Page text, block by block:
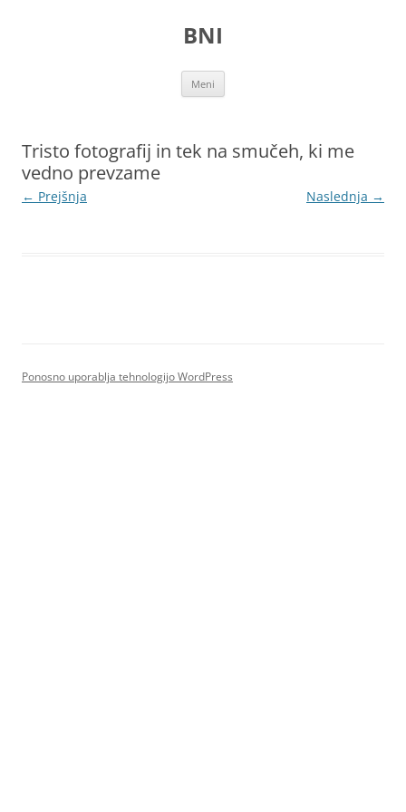
BNI
Meni
Tristo fotografij in tek na smučeh, ki me
vedno prevzame
← Prejšnja Naslednja →
Ponosno uporablja tehnologijo WordPress